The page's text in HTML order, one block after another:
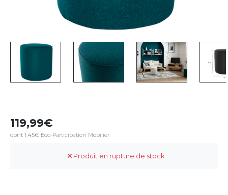
119,99
dont 1,45€ Eco-Participation Mobilier
Produit en rupture de stock